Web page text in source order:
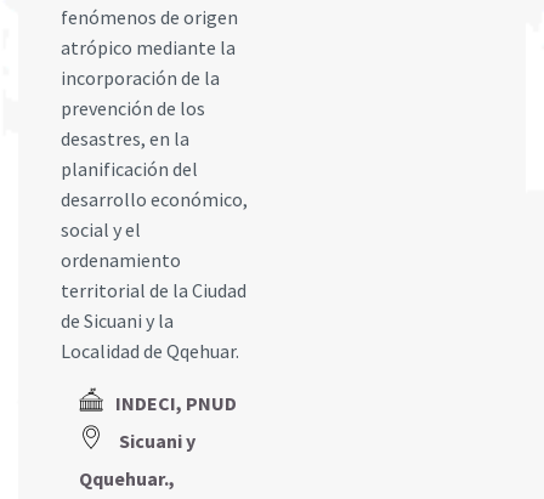
fenómenos de origen
atrópico mediante la
incorporación de la
prevención de los
desastres, en la
planificación del
desarrollo económico,
social y el
ordenamiento
territorial de la Ciudad
de Sicuani y la
Localidad de Qqehuar.
INDECI, PNUD
Sicuani y
Qquehuar.,